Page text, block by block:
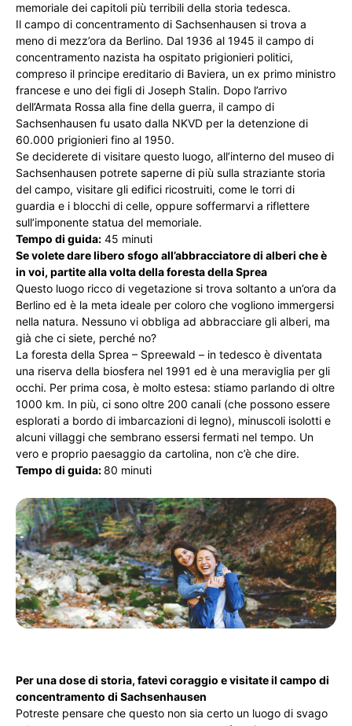
memoriale dei capitoli più terribili della storia tedesca.
Il campo di concentramento di Sachsenhausen si trova a
meno di mezz’ora da Berlino. Dal 1936 al 1945 il campo di
concentramento nazista ha ospitato prigionieri politici,
compreso il principe ereditario di Baviera, un ex primo ministro
francese e uno dei figli di Joseph Stalin. Dopo l’arrivo
dell’Armata Rossa alla fine della guerra, il campo di
Sachsenhausen fu usato dalla NKVD per la detenzione di
60.000 prigionieri fino al 1950.
Se deciderete di visitare questo luogo, all’interno del museo di
Sachsenhausen potrete saperne di più sulla straziante storia
del campo, visitare gli edifici ricostruiti, come le torri di
guardia e i blocchi di celle, oppure soffermarvi a riflettere
sull’imponente statua del memoriale.
Tempo di guida: 45 minuti
Se volete dare libero sfogo all’abbracciatore di alberi che è
in voi, partite alla volta della foresta della Sprea
Questo luogo ricco di vegetazione si trova soltanto a un’ora da
Berlino ed è la meta ideale per coloro che vogliono immergersi
nella natura. Nessuno vi obbliga ad abbracciare gli alberi, ma
già che ci siete, perché no?
La foresta della Sprea – Spreewald – in tedesco è diventata
una riserva della biosfera nel 1991 ed è una meraviglia per gli
occhi. Per prima cosa, è molto estesa: stiamo parlando di oltre
1000 km. In più, ci sono oltre 200 canali (che possono essere
esplorati a bordo di imbarcazioni di legno), minuscoli isolotti e
alcuni villaggi che sembrano essersi fermati nel tempo. Un
vero e proprio paesaggio da cartolina, non c’è che dire.
Tempo di guida:80 minuti
Per una dose di storia, fatevi coraggio e visitate il campo di
concentramento di Sachsenhausen
Potreste pensare che questo non sia certo un luogo di svago